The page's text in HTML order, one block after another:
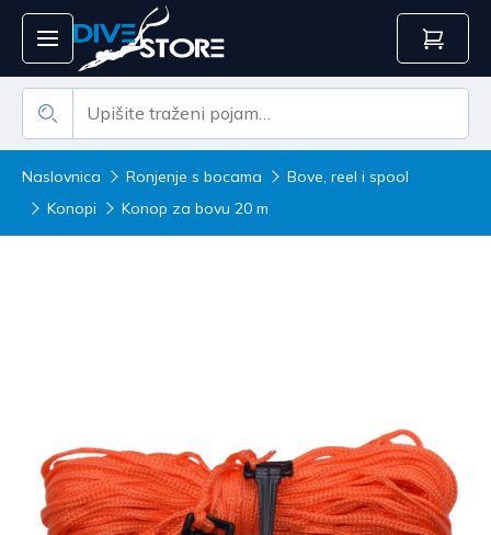
Naslovnica Ronjenje s bocama
Bove, reel i spool
Konopi
Konop za bovu 20 m